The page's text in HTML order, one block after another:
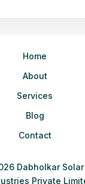
Home
About
Services
Blog
Contact
Dabholkar
Private